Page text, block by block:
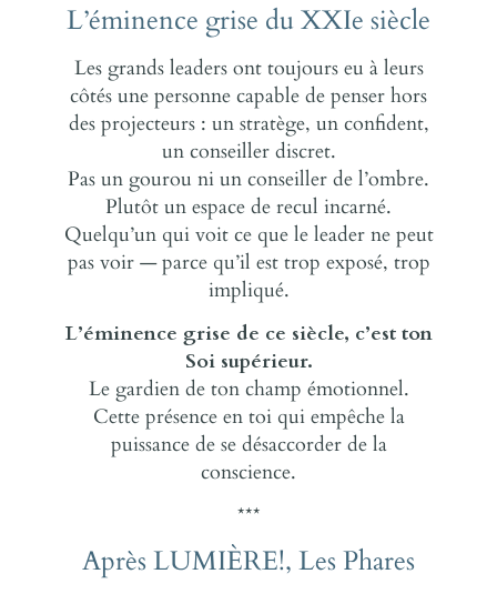
L’éminence grise du XXIe siècle
Les grands leaders ont toujours eu à leurs
côtés une personne capable de penser hors
des projecteurs : un stratège, un confident,
un conseiller discret.
Pas un gourou ni un conseiller de l’ombre.
Plutôt un espace de recul incarné.
Quelqu’un qui voit ce que le leader ne peut
pas voir — parce qu’il est trop exposé, trop
impliqué.
L’éminence grise de ce siècle, c’est ton
Soi supérieur.
Le gardien de ton champ émotionnel.
Cette présence en toi qui empêche la
puissance de se désaccorder de la
conscience.
***
Après LUMIÈRE!, Les Phares